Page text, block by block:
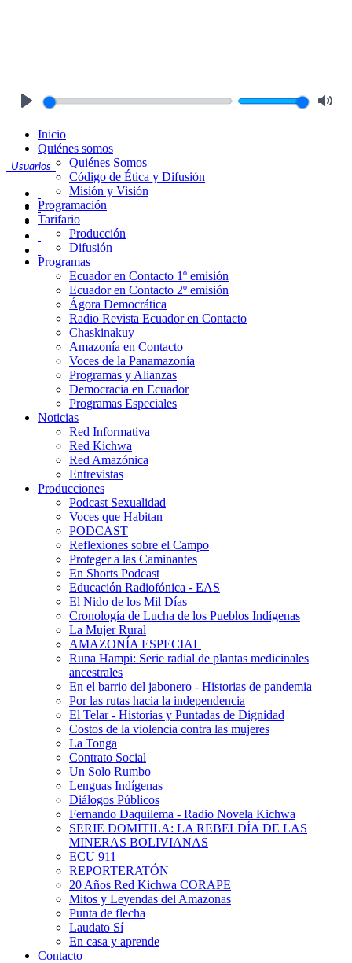
Usuarios
Inicio
Quiénes somos
Quiénes Somos
Código de Ética y Difusión
Misión y Visión
Programación
Tarifario
Producción
Difusión
Programas
Ecuador en Contacto 1º emisión
Ecuador en Contacto 2º emisión
Ágora Democrática
Radio Revista Ecuador en Contacto
Chaskinakuy
Amazonía en Contacto
Voces de la Panamazonía
Programas y Alianzas
Democracia en Ecuador
Programas Especiales
Noticias
Red Informativa
Red Kichwa
Red Amazónica
Entrevistas
Producciones
Podcast Sexualidad
Voces que Habitan
PODCAST
Reflexiones sobre el Campo
Proteger a las Caminantes
En Shorts Podcast
Educación Radiofónica - EAS
El Nido de los Mil Días
Cronología de Lucha de los Pueblos Indígenas
La Mujer Rural
AMAZONÍA ESPECIAL
Runa Hampi: Serie radial de plantas medicinales
ancestrales
En el barrio del jabonero - Historias de pandemia
Por las rutas hacia la independencia
El Telar - Historias y Puntadas de Dignidad
Costos de la violencia contra las mujeres
La Tonga
Contrato Social
Un Solo Rumbo
Lenguas Indígenas
Diálogos Públicos
Fernando Daquilema - Radio Novela Kichwa
SERIE DOMITILA: LA REBELDÍA DE LAS
MINERAS BOLIVIANAS
ECU 911
REPORTERATÓN
20 Años Red Kichwa CORAPE
Mitos y Leyendas del Amazonas
Punta de flecha
Laudato Sí
En casa y aprende
Contacto